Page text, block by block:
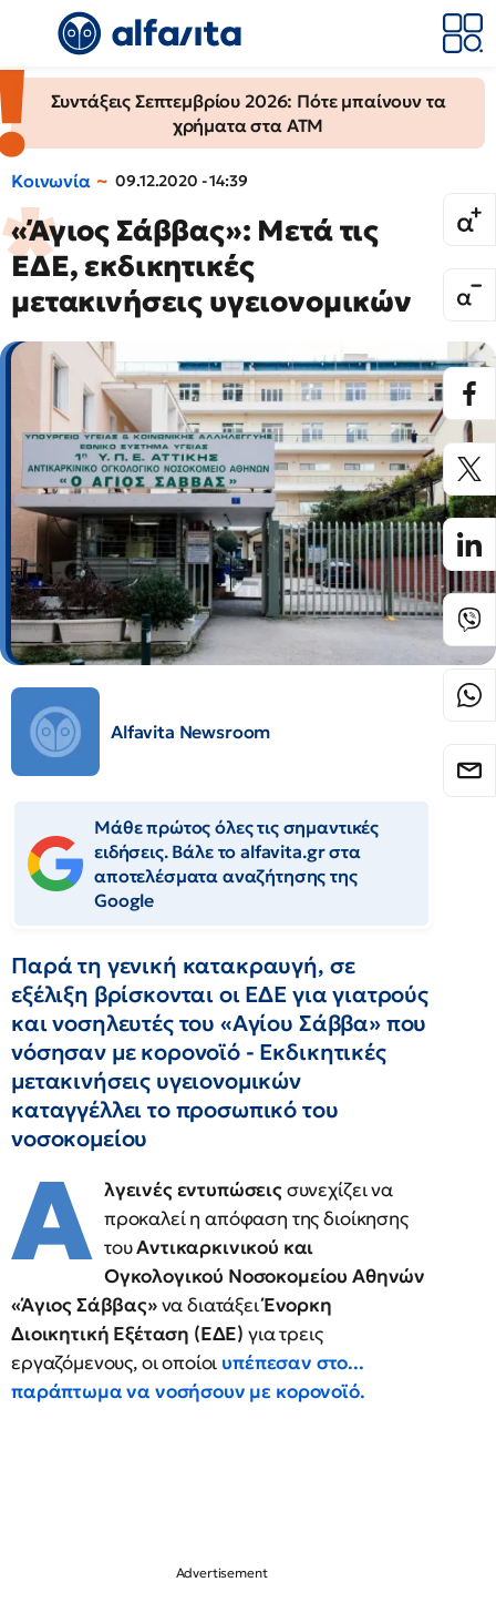
Συντάξεις Σεπτεμβρίου 2026: Πότε μπαίνουν τα
χρήματα στα ΑΤΜ
Κοινωνία 09.12.2020 - 14:39
«Άγιος Σάββας»: Μετά τις
ΕΔΕ, εκδικητικές
μετακινήσεις υγειονομικών
Alfavita Newsroom
Μάθε πρώτος όλες τις σημαντικές
ειδήσεις. Βάλε το alfavita.gr στα
αποτελέσματα αναζήτησης της
Google
Παρά τη γενική κατακραυγή, σε
εξέλιξη βρίσκονται οι ΕΔΕ για γιατρούς
και νοσηλευτές του «Αγίου Σάββα» που
νόσησαν με κορονοϊό - Εκδικητικές
μετακινήσεις υγειονομικών
καταγγέλλει το προσωπικό του
νοσοκομείου
Α λγεινές εντυπώσειςσυνεχίζει να
προκαλεί η απόφαση της διοίκησης
τουΑντικαρκινικού και
Ογκολογικού Νοσοκομείου Αθηνών
«Άγιος Σάββας»να διατάξειΈνορκη
Διοικητική Εξέταση (ΕΔΕ) για τρεις
εργαζόμενους, οι οποίοι υπέπεσαν στο...
παράπτωμα να νοσήσουν με κορονοϊό.